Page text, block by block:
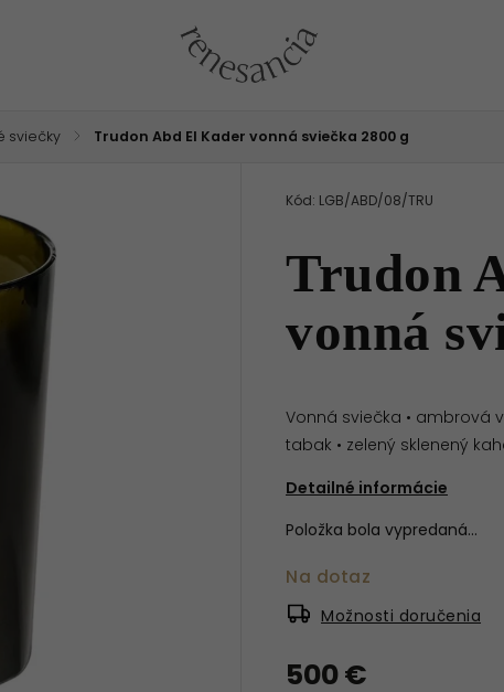
sviečky / Trudon Abd El Kader vonná sviečka 2800 g
Trudon
vonná
Kód: LGB/ABD/08/TRU
Vonná sviečka • ambrová
tabak • zelený sklenený
Detailné informácie
Položka bola vypredaná…
500 €
Na dotaz
Možnosti doručenia